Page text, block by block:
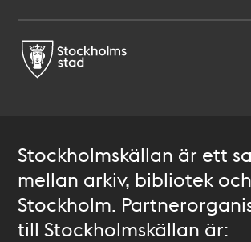
Stockholmskällan är ett
mellan arkiv, bibliotek
Stockholm.
till Stockholmskällan är: